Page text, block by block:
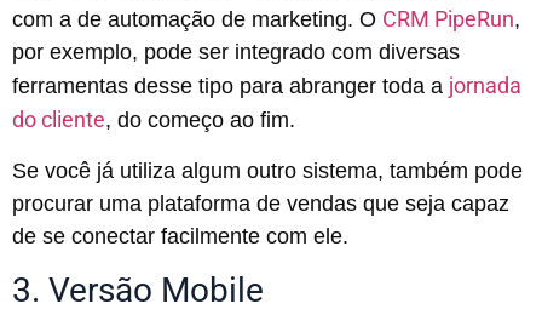
com a de automação de marketing. O CRM PipeRun,
por exemplo, pode ser integrado com diversas
ferramentas desse tipo para abranger toda a jornada
do cliente, do começo ao fim.
Se você já utiliza algum outro sistema, também pode
procurar uma plataforma de vendas que seja capaz
de se conectar facilmente com ele.
3. Versão Mobile